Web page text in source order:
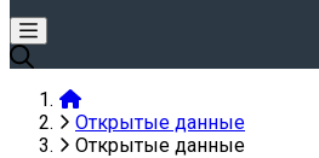
Открытые данные
Открытые данные